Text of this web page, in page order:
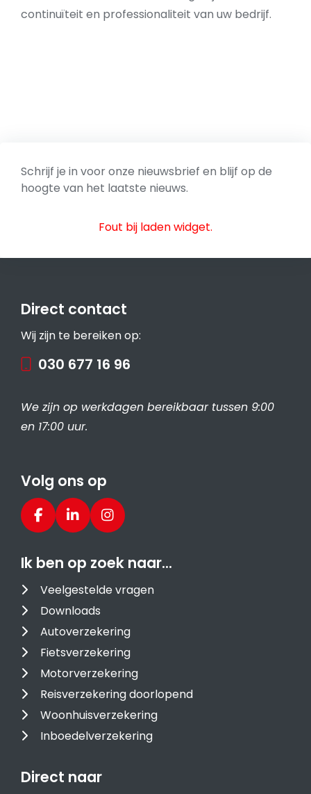
continuïteit en professionaliteit van uw bedrijf.
Schrijf je in voor onze nieuwsbrief en blijf op de
hoogte van het laatste nieuws.
Fout bij laden widget.
Direct contact
Wij zijn te bereiken op:
030 677 16 96
We zijn op werkdagen bereikbaar tussen 9:00
en 17:00 uur.
Volg ons op
Ik ben op zoek naar…
Veelgestelde vragen
Downloads
Autoverzekering
Fietsverzekering
Motorverzekering
Reisverzekering doorlopend
Woonhuisverzekering
Inboedelverzekering
Direct naar